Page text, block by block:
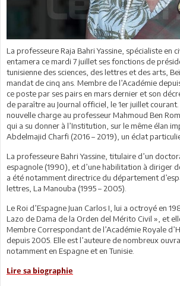
La professeure Raja Bahri Yassine, spécialiste en
entamera ce mardi 7 juillet ses fonctions de
tunisienne des sciences, des lettres et des arts,
mandat de cinq ans. Membre de l’Académie
ce poste par ses pairs en mars dernier et son
de paraître au Journal officiel, le 1er juillet courant.
nouvelle charge au professeur Mahmoud Ben
qui a su donner à l’Institution, sur le même élan
Abdelmajid Charfi (2016 – 2019), un éclat
La professeure Bahri Yassine, titulaire d’un
espagnole (1990), et d’une habilitation à diriger
a été notamment directrice du département
lettres, La Manouba (1995 – 2005).
Le Roi d’Espagne Juan Carlos I, lui a octroyé en
Lazo de Dama de la Orden del Mérito Civil », et
Membre Correspondant de l’Académie Royale
depuis 2005. Elle est l’auteure de nombreux
notamment en Espagne et en Tunisie.
Lire sa biographie